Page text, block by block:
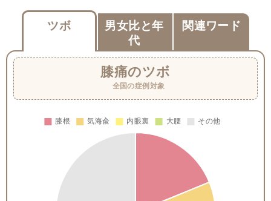
ツボ
男女比と年
代
関連ワード
膝痛のツボ
全国の症例対象